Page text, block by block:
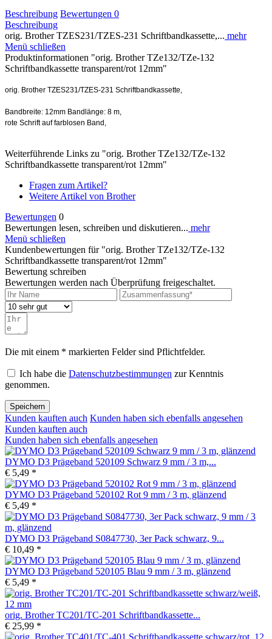
Beschreibung Bewertungen 0
Beschreibung
orig. Brother TZES231/TZES-231 Schriftbandkassette,... mehr
Menü schließen
Produktinformationen "orig. Brother TZe132/TZe-132
Schriftbandkassette transparent/rot 12mm"
orig. Brother TZES231/TZES-231 Schriftbandkassette,
Bandbreite: 12mm Bandlänge: 8 m,
rote Schrift auf farblosen Band,
Weiterführende Links zu "orig. Brother TZe132/TZe-132
Schriftbandkassette transparent/rot 12mm"
Fragen zum Artikel?
Weitere Artikel von Brother
Bewertungen 0
Bewertungen lesen, schreiben und diskutieren... mehr
Menü schließen
Kundenbewertungen für "orig. Brother TZe132/TZe-132
Schriftbandkassette transparent/rot 12mm"
Bewertung schreiben
Bewertungen werden nach Überprüfung freigeschaltet.
Die mit einem * markierten Felder sind Pflichtfelder.
Ich habe die Datenschutzbestimmungen zur Kenntnis
genommen.
Speichern
Kunden kauften auch Kunden haben sich ebenfalls angesehen
Kunden kauften auch
Kunden haben sich ebenfalls angesehen
DYMO D3 Prägeband 520109 Schwarz 9 mm / 3 m,...
€ 5,49 *
DYMO D3 Prägeband 520102 Rot 9 mm / 3 m, glänzend
€ 5,49 *
DYMO D3 Prägeband S0847730, 3er Pack schwarz, 9...
€ 10,49 *
DYMO D3 Prägeband 520105 Blau 9 mm / 3 m, glänzend
€ 5,49 *
orig. Brother TC201/TC-201 Schriftbandkassette...
€ 25,99 *